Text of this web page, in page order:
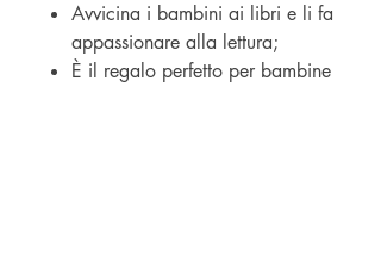
Avvicina i bambini ai libri e li fa
appassionare alla lettura;
È il regalo perfetto per bambine